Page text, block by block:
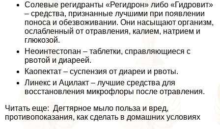
Солевые регидранты «Регидрон» либо «Гидровит»
– средства, признанные лучшими при появлении
поноса и обезвоживании. Они насыщают организм,
ослабленный от отравления, калием, натрием и
глюкозой.
Неоинтестопан – таблетки, справляющиеся с
рвотой и диареей.
Каопектат – суспензия от диареи и рвоты.
Линекс и Ацилакт – лучшие средства для
восстановления микрофлоры после отравления.
Читать еще: Дегтярное мыло польза и вред,
противопоказания, как сделать в домашних условиях